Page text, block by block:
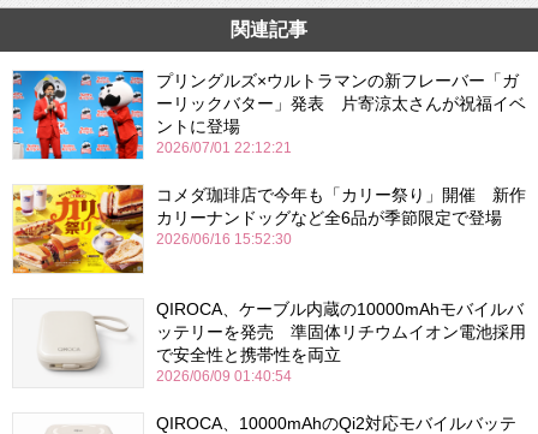
関連記事
プリングルズ×ウルトラマンの新フレーバー「ガ
ーリックバター」発表 片寄涼太さんが祝福イベ
ントに登場
2026/07/01 22:12:21
コメダ珈琲店で今年も「カリー祭り」開催 新作
カリーナンドッグなど全6品が季節限定で登場
2026/06/16 15:52:30
QIROCA、ケーブル内蔵の10000mAhモバイルバ
ッテリーを発売 準固体リチウムイオン電池採用
で安全性と携帯性を両立
2026/06/09 01:40:54
QIROCA、10000mAhのQi2対応モバイルバッテ